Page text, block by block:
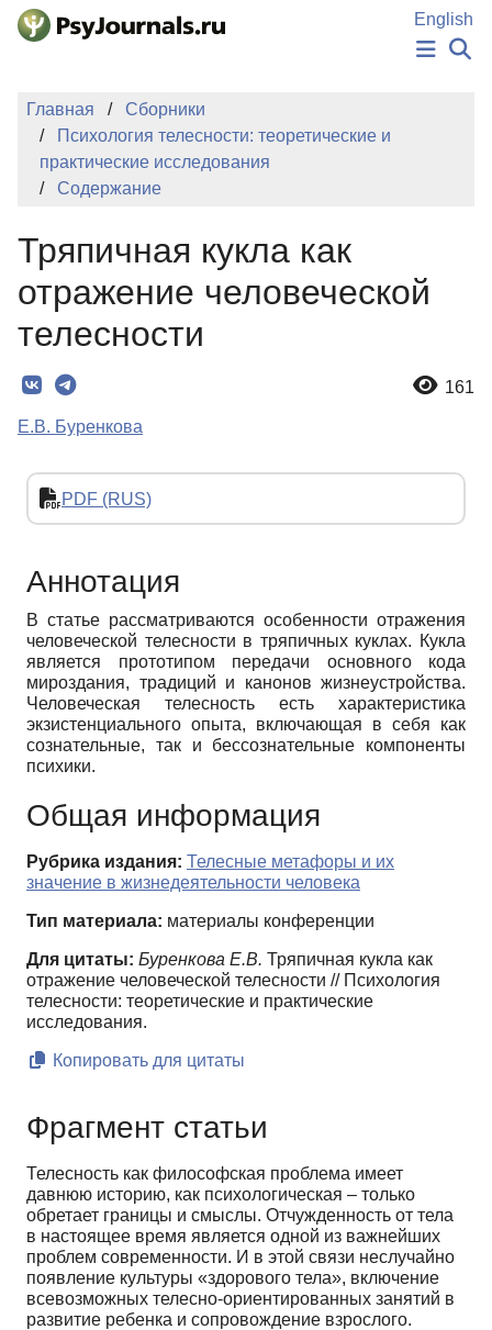
Перейти к основному содержанию
English
НОВОСТИ
ПОДАТЬ РУКОПИСЬ
Регистрация
Главная
Сборники
Психология телесности: теоретические и
практические исследования
Содержание
Тряпичная кукла как
отражение человеческой
телесности
161
Е.В. Буренкова
PDF (RUS)
Аннотация
В статье рассматриваются особенности отражения
человеческой телесности в тряпичных куклах. Кукла
является прототипом передачи основного кода
мироздания, традиций и канонов жизнеустройства.
Человеческая телесность есть характеристика
экзистенциального опыта, включающая в себя как
сознательные, так и бессознательные компоненты
психики.
Общая информация
Рубрика издания: Телесные метафоры и их
значение в жизнедеятельности человека
Тип материала: материалы конференции
Для цитаты: Буренкова Е.В. Тряпичная кукла как
отражение человеческой телесности // Психология
телесности: теоретические и практические
исследования.
Копировать для цитаты
Фрагмент статьи
Телесность как философская проблема имеет
давнюю историю, как психологическая – только
обретает границы и смыслы. Отчужденность от тела
в настоящее время является одной из важнейших
проблем современности. И в этой связи неслучайно
появление культуры «здорового тела», включение
всевозможных телесно-ориентированных занятий в
развитие ребенка и сопровождение взрослого.